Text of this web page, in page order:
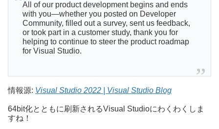
All of our product development begins and ends
with you—whether you posted on Developer
Community, filled out a survey, sent us feedback,
or took part in a customer study, thank you for
helping to continue to steer the product roadmap
for Visual Studio.
情報源: Visual Studio 2022 | Visual Studio Blog
64bit化とともに刷新されるVisual Studioにわくわくしま
すね！